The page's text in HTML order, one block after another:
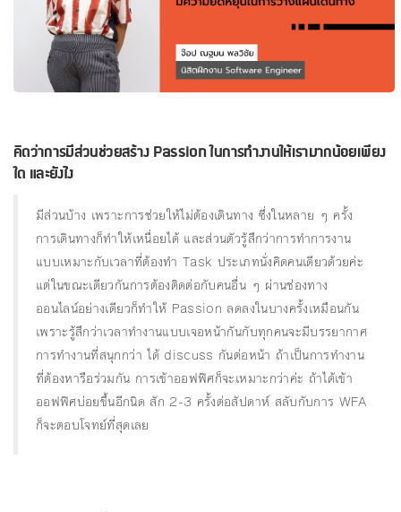
คิดว่าการมีส่วนช่วยสร้าง Passion ในการทํางานให้เรามากน้อยเพียง
ใด และยังไง
มีส่วนบ้าง เพราะการช่วยให้ไม่ต้องเดินทาง ซึ่งในหลาย ๆ ครั้ง
การเดินทางก็ทำให้เหนื่อยได้ และส่วนตัวรู้สึกว่าการทำการงาน
แบบเหมาะกับเวลาที่ต้องทำ Task ประเภทนั่งคิดคนเดียวด้วยค่ะ
แต่ในขณะเดียวกันการต้องติดต่อกับคนอื่น ๆ ผ่านช่องทาง
ออนไลน์อย่างเดียวก็ทำให้ Passion ลดลงในบางครั้งเหมือนกัน
เพราะรู้สึกว่าเวลาทำงานแบบเจอหน้ากันกับทุกคนจะมีบรรยากาศ
การทำงานที่สนุกกว่า ได้ discuss กันต่อหน้า ถ้าเป็นการทำงาน
ที่ต้องหารือร่วมกัน การเข้าออฟฟิศก็จะเหมาะกว่าค่ะ ถ้าได้เข้า
ออฟฟิศบ่อยขึ้นอีกนิด สัก 2-3 ครั้งต่อสัปดาห์ สลับกับการ WFA
ก็จะตอบโจทย์ที่สุดเลย